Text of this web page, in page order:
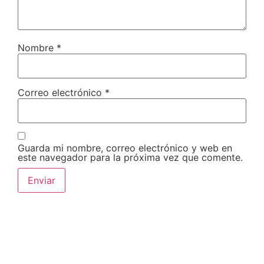
Nombre *
Correo electrónico *
Guarda mi nombre, correo electrónico y web en
este navegador para la próxima vez que comente.